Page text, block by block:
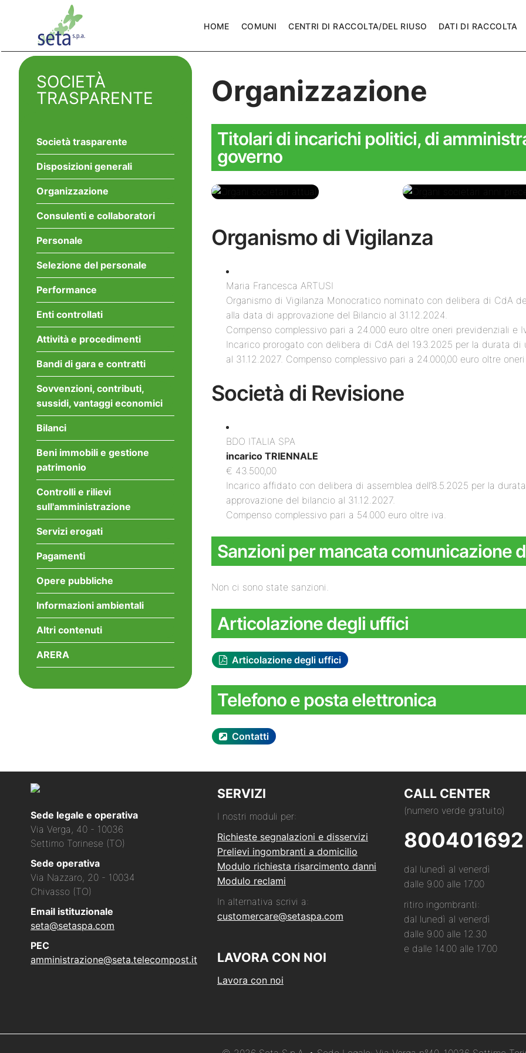
HOME COMUNI CENTRI DI RACCOLTA/DEL RIUSO DATI DI RACCOLTA
SOCIETÀ
TRASPARENTE
Società trasparente
Disposizioni generali
Organizzazione
Consulenti e collaboratori
Personale
Selezione del personale
Performance
Enti controllati
Attività e procedimenti
Bandi di gara e contratti
Sovvenzioni, contributi,
sussidi, vantaggi economici
Bilanci
Beni immobili e gestione
patrimonio
Controlli e rilievi
sull'amministrazione
Servizi erogati
Pagamenti
Opere pubbliche
Informazioni ambientali
Altri contenuti
ARERA
Organizzazione
Titolari di incarichi politici, di
governo
Organi societari
attuali
precedenti
Organismo di Vigilanza
Maria Francesca ARTUSI
Organismo di Vigilanza Monocratico nominato con delibera di CdA
alla data di approvazione del Bilancio al 31.12.2024.
Compenso complessivo pari a 24.000 euro oltre oneri previdenziali e
Incarico prorogato con delibera di CdA del 19.3.2025 per la durata
al 31.12.2027. Compenso complessivo pari a 24.000,00 euro oltre
Società di Revisione
BDO ITALIA SPA
incarico TRIENNALE
€ 43.500,00
Incarico affidato con delibera di assemblea dell’8.5.2025 per la
approvazione del bilancio al 31.12.2027.
Compenso complessivo pari a 54.000 euro oltre iva.
Sanzioni per mancata comunicazione
Non ci sono state sanzioni.
Articolazione degli uffici
Articolazione degli uffici
Telefono e posta elettronica
Contatti
Sede legale e operativa
Via Verga, 40 - 10036
Settimo Torinese (TO)
Sede operativa
Via Nazzaro, 20 - 10034
Chivasso (TO)
Email istituzionale
seta@setaspa.com
PEC
amministrazione@seta.telecompost.it
SERVIZI
I nostri moduli per:
Richieste segnalazioni e disservizi
Prelievi ingombranti a domicilio
Modulo richiesta risarcimento danni
Modulo reclami
In alternativa scrivi a:
customercare@setaspa.com
LAVORA CON NOI
Lavora con noi
CALL CENTER
(numero verde gratuito)
800401692
dal lunedì al venerdì
dalle 9.00 alle 17.00
ritiro ingombranti:
dal lunedì al venerdì
dalle 9.00 alle 12.30
e dalle 14.00 alle 17.00